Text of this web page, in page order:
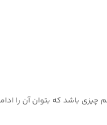
باشد که بتوان آن را